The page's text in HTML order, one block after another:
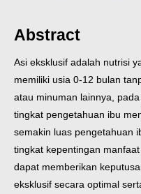
Abstract
Asi eksklusif adalah nutrisi
memiliki usia 0-12 bulan
atau minuman lainnya,
tingkat pengetahuan ibu
semakin luas pengetahuan
tingkat kepentingan
dapat memberikan
eksklusif secara optimal